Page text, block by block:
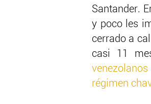
Santander.
y poco les
cerrado a
casi 11
régimen